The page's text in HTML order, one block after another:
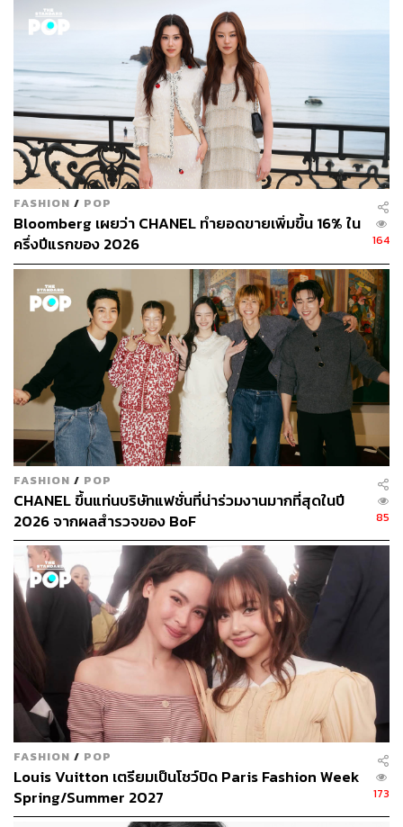
FASHION / POP
Bloomberg เผยว่า CHANEL ทำยอดขายเพิ่มขึ้น 16% ใน
ครึ่งปีแรกของ 2026
164
FASHION / POP
CHANEL ขึ้นแท่นบริษัทแฟชั่นที่น่าร่วมงานมากที่สุดในปี
2026 จากผลสำรวจของ BoF
85
FASHION / POP
Louis Vuitton เตรียมเป็นโชว์ปิด Paris Fashion Week
Spring/Summer 2027
173